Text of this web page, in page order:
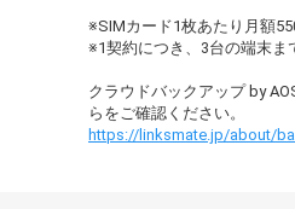
※SIMカード1枚あたり月額
※1契約につき、3台の端末ま
クラウドバックアップ by
らをご確認ください。
https://linksmate.jp/about/